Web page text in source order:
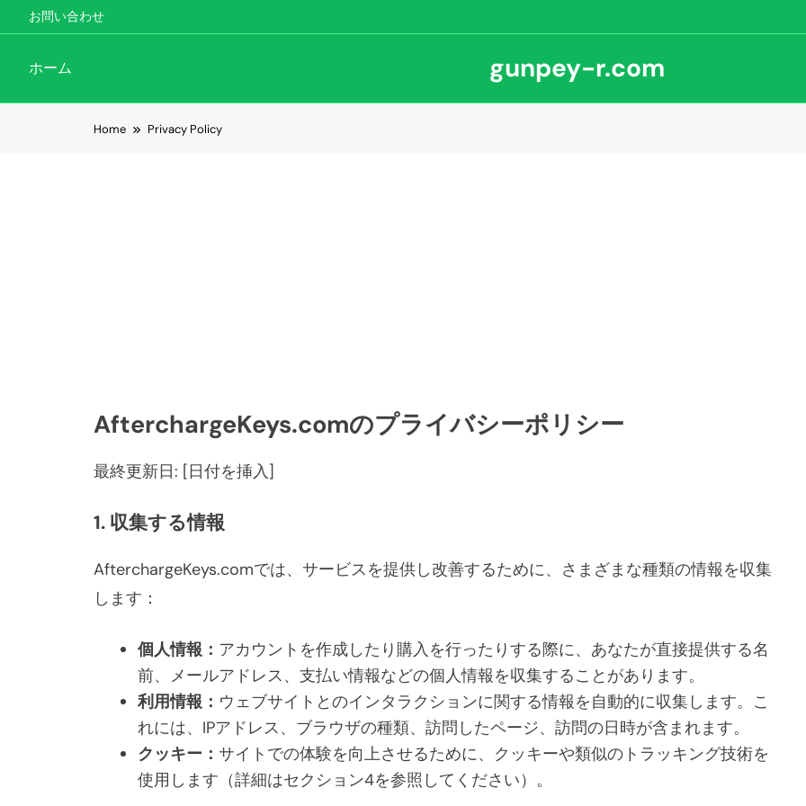
お問い合わせ
ホーム gunpey-r.com
Home Privacy Policy
AfterchargeKeys.comのプライバシーポリシー
最終更新日: [日付を挿入]
1. 収集する情報
AfterchargeKeys.comでは、サービスを提供し改善するために、さまざまな種類の情報を収集
します：
個人情報： アカウントを作成したり購入を行ったりする際に、あなたが直接提供する名
前、メールアドレス、支払い情報などの個人情報を収集することがあります。
利用情報： ウェブサイトとのインタラクションに関する情報を自動的に収集します。こ
れには、IPアドレス、ブラウザの種類、訪問したページ、訪問の日時が含まれます。
クッキー： サイトでの体験を向上させるために、クッキーや類似のトラッキング技術を
使用します（詳細はセクション4を参照してください）。